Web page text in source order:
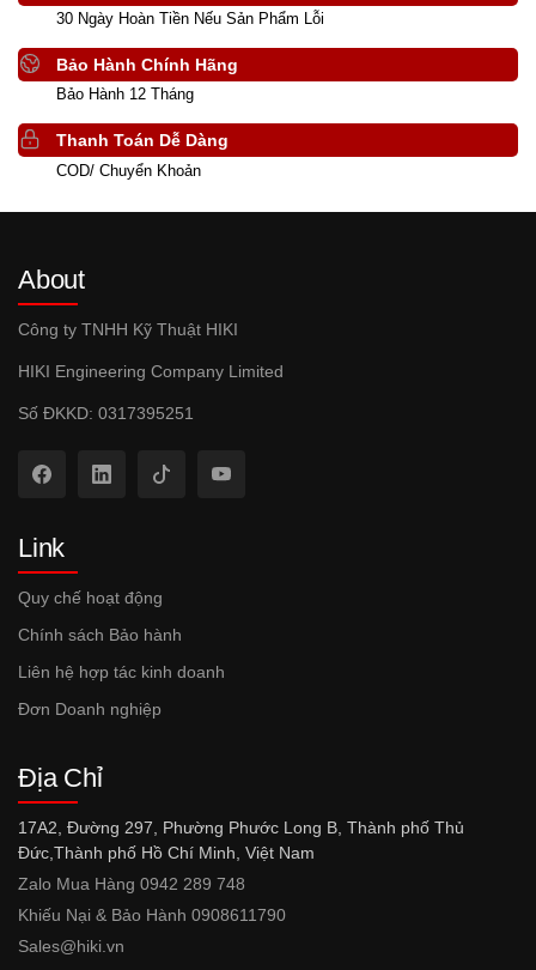
30 Ngày Hoàn Tiền Nếu Sản Phẩm Lỗi
Bảo Hành Chính Hãng
Bảo Hành 12 Tháng
Thanh Toán Dễ Dàng
COD/ Chuyển Khoản
About
Công ty TNHH Kỹ Thuật HIKI
HIKI Engineering Company Limited
Số ĐKKD: 0317395251
Link
Quy chế hoạt động
Chính sách Bảo hành
Liên hệ hợp tác kinh doanh
Đơn Doanh nghiệp
Địa Chỉ
17A2, Đường 297, Phường Phước Long B, Thành phố Thủ
Đức,Thành phố Hồ Chí Minh, Việt Nam
Zalo Mua Hàng 0942 289 748
Khiếu Nại & Bảo Hành 0908611790
Sales@hiki.vn